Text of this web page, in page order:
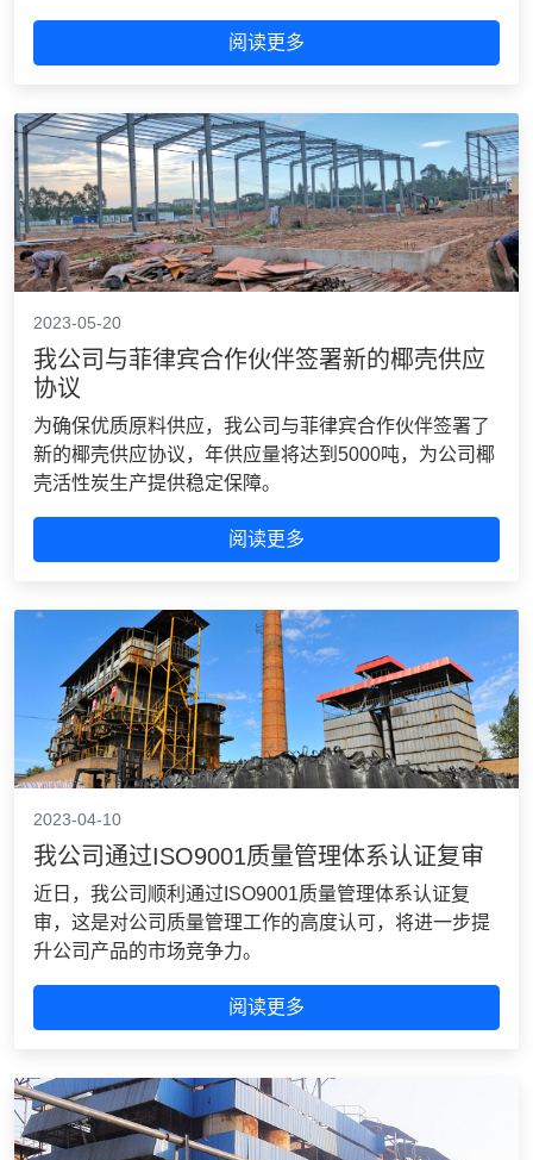
阅读更多
2023-05-20
我公司与菲律宾合作伙伴签署新的椰壳供应
协议
为确保优质原料供应，我公司与菲律宾合作伙伴签署了
新的椰壳供应协议，年供应量将达到5000吨，为公司椰
壳活性炭生产提供稳定保障。
阅读更多
2023-04-10
我公司通过ISO9001质量管理体系认证复审
近日，我公司顺利通过ISO9001质量管理体系认证复
审，这是对公司质量管理工作的高度认可，将进一步提
升公司产品的市场竞争力。
阅读更多